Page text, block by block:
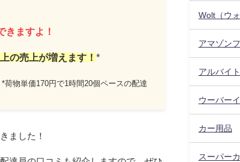
きますよ！
の売上が増えます！ *
*荷物単価170円で1時間20個ペースの配達
ました！
Wolt（ウ
アマゾン
アルバイト
ウーバー
カー用品
スーパー